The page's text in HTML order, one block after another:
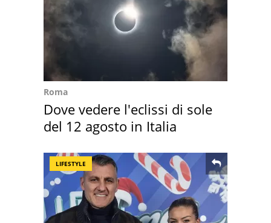
Roma
Dove vedere l'eclissi di sole
del 12 agosto in Italia
LIFESTYLE